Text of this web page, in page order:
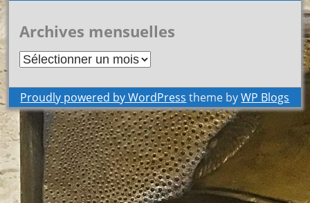
Archives mensuelles
Archives
Proudly powered by WordPress theme byWP Blogs